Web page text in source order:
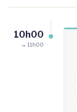
10h00
→ 11h00